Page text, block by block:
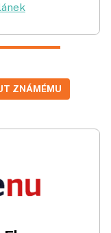
ZNÁMÉMU